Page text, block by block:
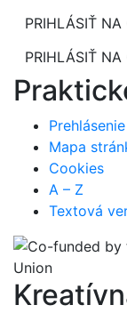
PRIHLÁSIŤ NA
PRIHLÁSIŤ NA
Mapa
Cookies
A – Z
Textová